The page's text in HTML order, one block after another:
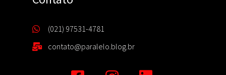
(021) 97531-4781
contato@paralelo.blog.br